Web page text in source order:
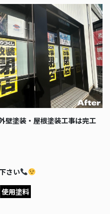
壁塗装・屋根塗装工事は完工
さい
使用塗料